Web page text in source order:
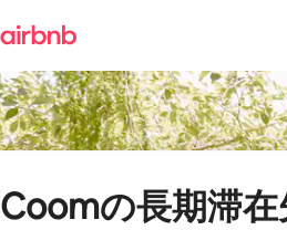
Coomの長期滞在